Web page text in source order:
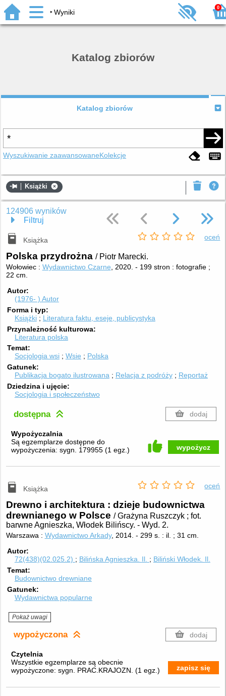
Wyniki
0
Katalog zbiorów
Katalog zbiorów
Wyszukiwanie zaawansowaneKolekcje
Książki
124906 wyników
Filtruj
Książka oceń
Polska przydrożna / Piotr Marecki.
Wołowiec : Wydawnictwo Czarne , 2020. - 199 stron : fotografie ;
22 cm.
Autor
(1976- ) Autor
Forma i typ
Książki
Literatura faktu, eseje, publicystyka
Przynależność kulturowa
Literatura polska
Temat
Socjologia wsi
Wsie
Polska
Gatunek
Publikacja bogato ilustrowana
Relacja z podróży
Reportaż
Dziedzina i ujęcie
Socjologia i społeczeństwo
dostępna dodaj
Wypożyczalnia
Są egzemplarze dostępne do
wypożyczenia: sygn. 179955 (1 egz. ) wypożycz
Książka oceń
Drewno i architektura : dzieje budownictwa
drewnianego w Polsce / Grażyna Ruszczyk ; fot.
barwne Agnieszka, Włodek Bilińscy. - Wyd. 2.
Warszawa : Wydawnictwo Arkady, 2014. - 299 s. : il. ; 31 cm.
Autor
72(438)(02.025.2)
Bilińska Agnieszka. Il. Biliński Włodek. Il.
Temat
Budownictwo drewniane
Gatunek
Wydawnictwa popularne
Pokaż uwagi
wypożyczona dodaj
Czytelnia
Wszystkie egzemplarze są obecnie
wypożyczone: sygn. PRAC.KRAJOZN. (1 egz.) zapisz się